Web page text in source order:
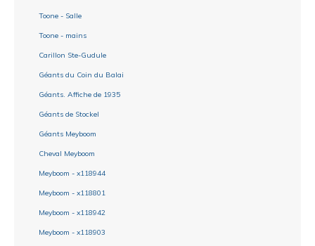
Toone - Salle
Toone - mains
Carillon Ste-Gudule
Géants du Coin du Balai
Géants. Affiche de 1935
Géants de Stockel
Géants Meyboom
Cheval Meyboom
Meyboom - x118944
Meyboom - x118801
Meyboom - x118942
Meyboom - x118903